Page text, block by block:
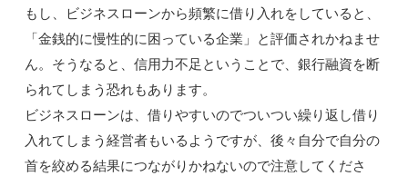
もし、ビジネスローンから頻繁に借り入れをしていると、
「金銭的に慢性的に困っている企業」と評価されかねませ
ん。そうなると、信用力不足ということで、銀行融資を断
られてしまう恐れもあります。
ビジネスローンは、借りやすいのでついつい繰り返し借り
入れてしまう経営者もいるようですが、後々自分で自分の
首を絞める結果につながりかねないので注意してくださ